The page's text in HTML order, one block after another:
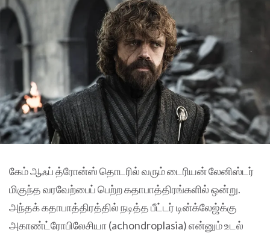
கேம் ஆஃப் த்ரோன்ஸ் தொடரில் வரும் டைரியன் லேனிஸ்டர்
மிகுந்த வரவேற்பைப் பெற்ற கதாபாத்திரங்களில் ஒன்று.
அந்தக் கதாபாத்திரத்தில் நடித்த பீட்டர் டின்க்லேஜ்க்கு
அகாண்ட்ரோபிலேசியா (achondroplasia) என்னும் உடல்